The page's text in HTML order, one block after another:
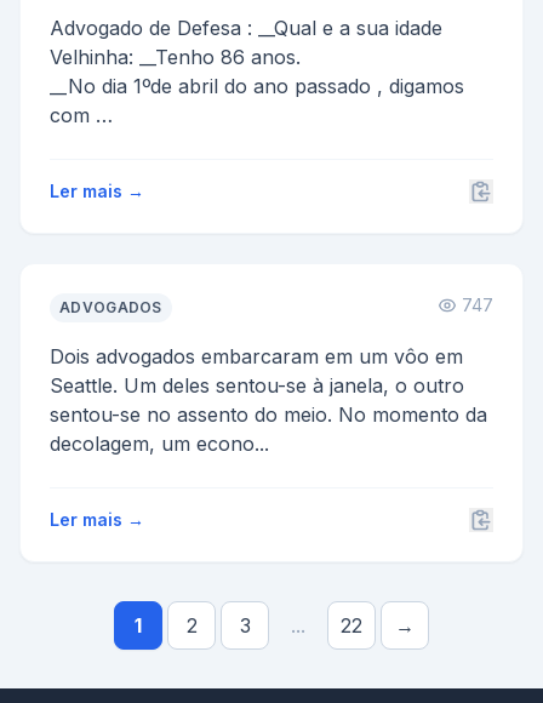
Advogado de Defesa : __Qual e a sua idade
Velhinha: __Tenho 86 anos.
__No dia 1ºde abril do ano passado , digamos
com
Ler mais →
ADVOGADOS 747
Dois advogados embarcaram em um vôo em
Seattle. Um deles sentou-se à janela, o outro
sentou-se no assento do meio. No momento da
decolagem, um econo...
Ler mais →
1 2 3 ... 22 →